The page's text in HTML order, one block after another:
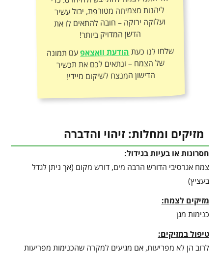
הדשן המדויק ביותר!
שלחו לנו כעתהודעת וואצאפעם תמונה
של הצמח – ונתאים לכם את תכשיר
הדישון המנצח לשיקום מיידי!
מזיקים ומחלות: זיהוי והדברה
חסרונות או בעיות בגידול:
צמח אגרסיבי הדורש הרבה מים, דורש מקום (אך ניתן לגדל
בעציץ)
מזיקים לצמח:
כנימות מגן
טיפול במזיקים:
לרוב הן לא מפריעות, אם מגיעים למקרה שהכנימות מפריעות